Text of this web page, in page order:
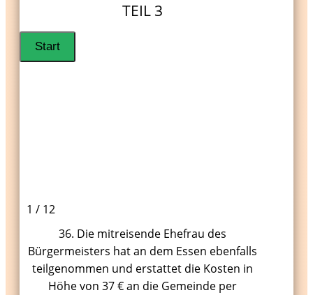
TEIL 3
1 / 12
36. Die mitreisende Ehefrau des
Bürgermeisters hat an dem Essen ebenfalls
teilgenommen und erstattet die Kosten in
Höhe von 37 € an die Gemeinde per